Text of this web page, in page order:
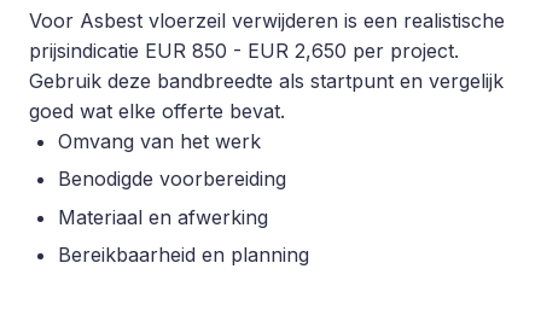
Voor Asbest vloerzeil verwijderen is een realistische
prijsindicatie EUR 850 - EUR 2,650 per project.
Gebruik deze bandbreedte als startpunt en vergelijk
goed wat elke offerte bevat.
Omvang van het werk
Benodigde voorbereiding
Materiaal en afwerking
Bereikbaarheid en planning